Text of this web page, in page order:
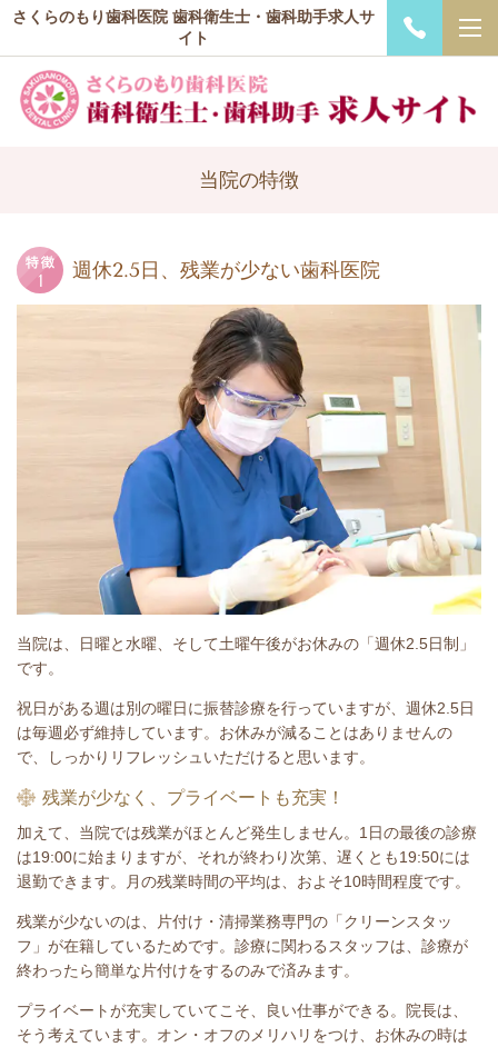
さくらのもり歯科医院 歯科衛生士・歯科助手求人サ
イト
当院の特徴
週休2.5日、残業が少ない歯科医院
当院は、日曜と水曜、そして土曜午後がお休みの「週休2.5日制」
です。
祝日がある週は別の曜日に振替診療を行っていますが、週休2.5日
は毎週必ず維持しています。お休みが減ることはありませんの
で、しっかりリフレッシュいただけると思います。
残業が少なく、プライベートも充実！
加えて、当院では残業がほとんど発生しません。1日の最後の診療
は19:00に始まりますが、それが終わり次第、遅くとも19:50には
退勤できます。月の残業時間の平均は、およそ10時間程度です。
残業が少ないのは、片付け・清掃業務専門の「クリーンスタッ
フ」が在籍しているためです。診療に関わるスタッフは、診療が
終わったら簡単な片付けをするのみで済みます。
プライベートが充実していてこそ、良い仕事ができる。院長は、
そう考えています。オン・オフのメリハリをつけ、お休みの時は